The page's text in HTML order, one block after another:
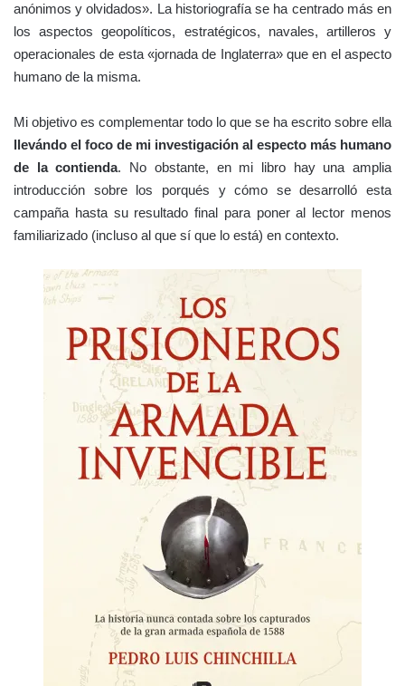
anónimos y olvidados». La historiografía se ha centrado más en
los aspectos geopolíticos, estratégicos, navales, artilleros y
operacionales de esta «jornada de Inglaterra» que en el aspecto
humano de la misma.
Mi objetivo es complementar todo lo que se ha escrito sobre ella
llevándo el foco de mi investigación al especto más humano
de la contienda. No obstante, en mi libro hay una amplia
introducción sobre los porqués y cómo se desarrolló esta
campaña hasta su resultado final para poner al lector menos
familiarizado (incluso al que sí que lo está) en contexto.